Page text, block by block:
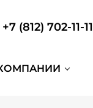
+7 (812) 702-11-11